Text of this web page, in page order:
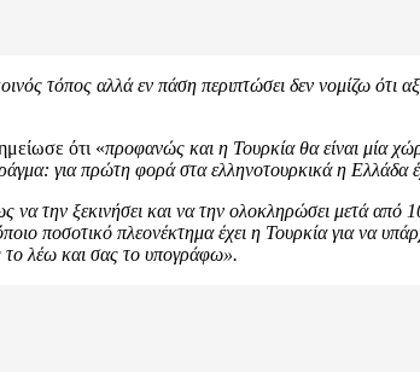
τόπος αλλά εν πάση περιπτώσει δεν νομίζω ότι
ότι «προφανώς και η Τουρκία θα είναι μία
για πρώτη φορά στα ελληνοτουρκικά η Ελλάδα
την ξεκινήσει και να την ολοκληρώσει μετά από
ποσοτικό πλεονέκτημα έχει η Τουρκία για να
λέω και σας το υπογράφω».